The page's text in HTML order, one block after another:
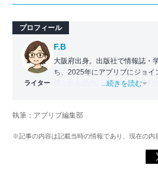
プロフィール
ライター
F.B
大阪府出身。出版社で情報誌・
ち、2025年にアプリブにジョイ
得したものの、大学生・社会人
り添える記事を目指している。
...続きを読む
執筆：アプリブ編集部
※記事の内容は記載当時の情報であり、現在の内